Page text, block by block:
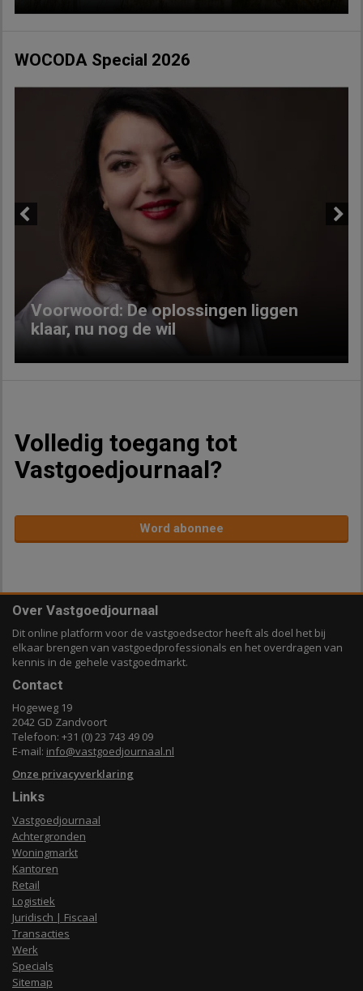
WOCODA Special 2026
Voorwoord: De oplossingen liggen
klaar, nu nog de wil
Volledig toegang tot
Vastgoedjournaal?
Word abonnee
Over Vastgoedjournaal
Dit online platform voor de vastgoedsector heeft als doel het bij
elkaar brengen van vastgoedprofessionals en het overdragen van
kennis in de gehele vastgoedmarkt.
Contact
Hogeweg 19
2042 GD Zandvoort
Telefoon: +31 (0) 23 743 49 09
E-mail: info@vastgoedjournaal.nl
Onze privacyverklaring
Links
Vastgoedjournaal
Achtergronden
Woningmarkt
Kantoren
Retail
Logistiek
Juridisch | Fiscaal
Transacties
Werk
Specials
Sitemap